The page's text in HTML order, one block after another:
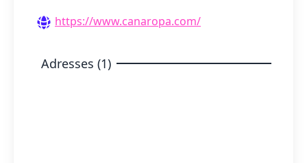
https://www.canaropa.com/
Adresses (1)